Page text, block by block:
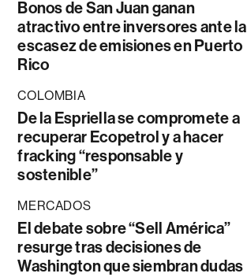
Bonos de San Juan ganan
atractivo entre inversores ante la
escasez de emisiones en Puerto
Rico
COLOMBIA
De la Espriella se compromete a
recuperar Ecopetrol y a hacer
fracking “responsable y
sostenible”
MERCADOS
El debate sobre “Sell América”
resurge tras decisiones de
Washington que siembran dudas